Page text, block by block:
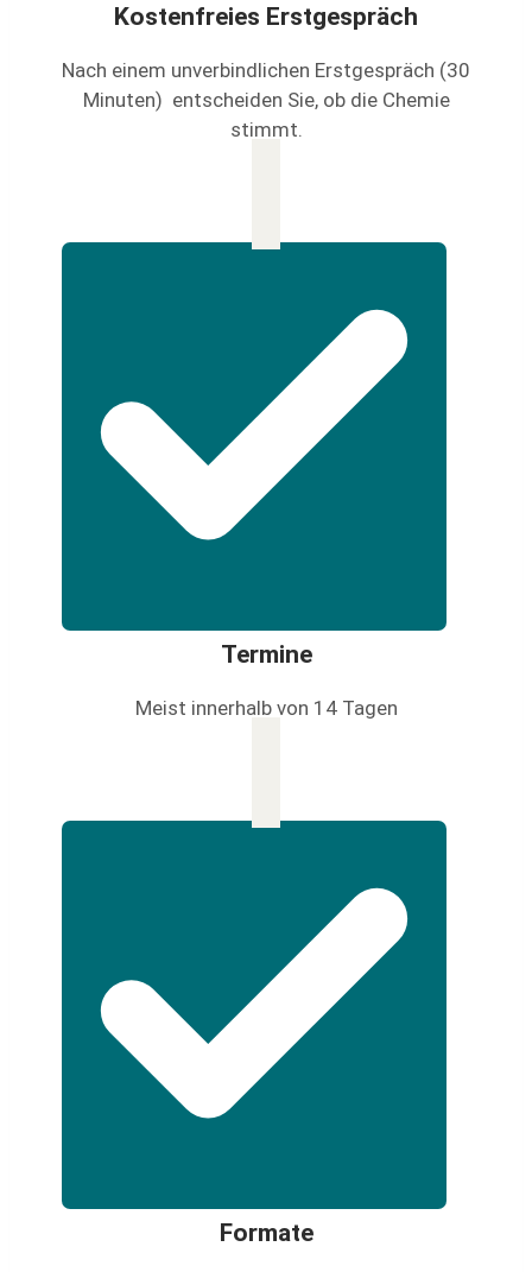
Kostenfreies Erstgespräch
Nach einem unverbindlichen Erstgespräch (30
Minuten) entscheiden Sie, ob die Chemie
stimmt.
Termine
Meist innerhalb von 14 Tagen
Formate